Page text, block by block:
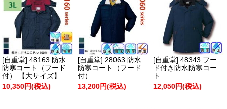
[自重堂] 48163 防水
防寒コート（フード
付） 【大サイズ】
10,350円(税込)
[自重堂] 28063 防水
防寒コート（フード
付）
13,200円(税込)
[自重堂] 48343 フー
ド付き防水防寒コー
ト
12,050円(税込)